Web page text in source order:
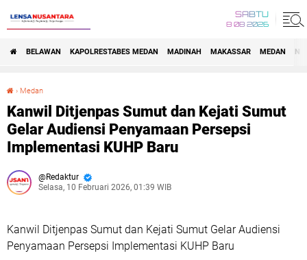
SABTU
8 08 2026
BELAWAN KAPOLRESTABES MEDAN MADINAH MAKASSAR MEDAN
› Medan
Kanwil Ditjenpas Sumut dan Kejati Sumut
Gelar Audiensi Penyamaan Persepsi
Implementasi KUHP Baru
Redaktur
Selasa, 10 Februari 2026, 01:39 WIB
Kanwil Ditjenpas Sumut dan Kejati Sumut Gelar Audiensi
Penyamaan Persepsi Implementasi KUHP Baru